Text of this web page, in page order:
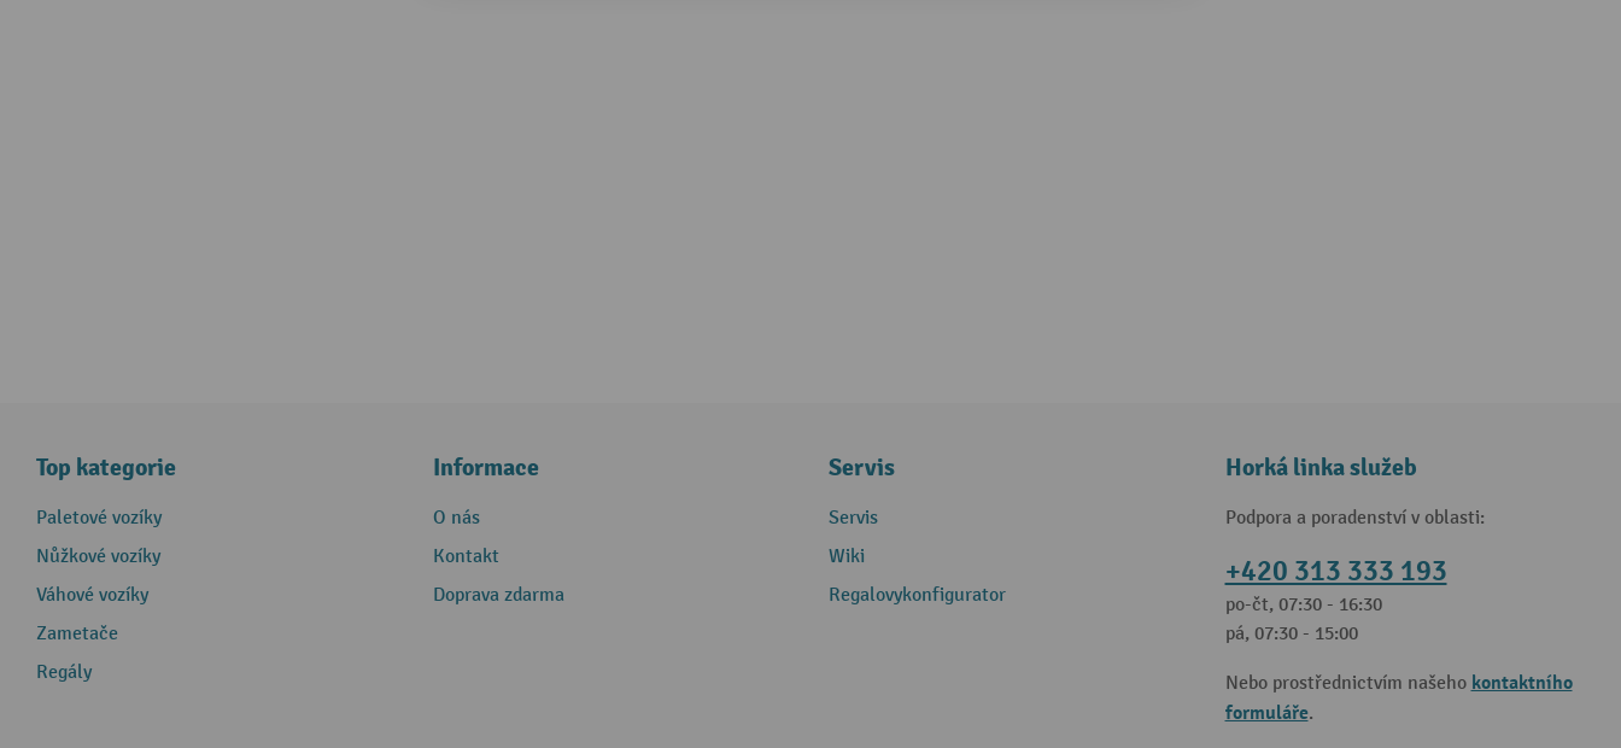
Top kategorie
Paletové vozíky
Nůžkové vozíky
Váhové vozíky
Zametače
Regály
Informace
O nás
Kontakt
Doprava zdarma
Servis
Servis
Wiki
Regalovykonfigurator
Horká linka služeb
Podpora a poradenství v oblasti:
+420 313 333 193
po-čt, 07:30 - 16:30
pá, 07:30 - 15:00
Nebo prostřednictvím našeho kontaktního
formuláře.